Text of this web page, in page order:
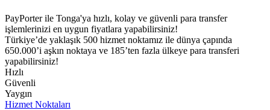
PayPorter ile Tonga'ya hızlı, kolay ve güvenli para transfer
işlemlerinizi en uygun fiyatlara yapabilirsiniz!​
Türkiye’de yaklaşık 500 hizmet noktamız ile dünya çapında
650.000’i aşkın noktaya ve 185’ten fazla ülkeye para transferi
yapabilirsiniz!
Hızlı
Güvenli
Yaygın
Hizmet Noktaları